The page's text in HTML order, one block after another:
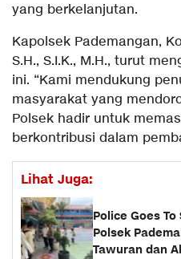
yang berkelanjutan.
Kapolsek Pademangan,
S.H., S.I.K., M.H., turut
ini. “Kami mendukung
masyarakat yang
Polsek hadir untuk
berkontribusi dalam
Lihat Juga:
Police Goes
Polsek
Tawuran dan